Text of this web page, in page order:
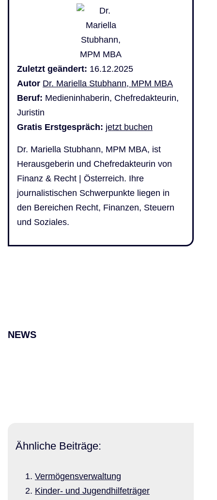
Zuletzt geändert: 16.12.2025
Autor Dr. Mariella Stubhann, MPM MBA
Beruf: Medieninhaberin, Chefredakteurin,
Juristin
Gratis Erstgespräch: jetzt buchen
Dr. Mariella Stubhann, MPM MBA, ist
Herausgeberin und Chefredakteurin von
Finanz & Recht | Österreich. Ihre
journalistischen Schwerpunkte liegen in
den Bereichen Recht, Finanzen, Steuern
und Soziales.
Ähnliche Beiträge:
Vermögensverwaltung
Kinder- und Jugendhilfeträger
NEWS